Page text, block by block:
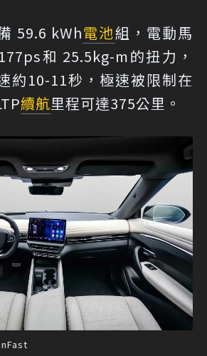
59.6 kWh電池組，電動馬
和 25.5kg-m的扭力，
約10-11秒，極速被限制在
續航里程可達375公里。